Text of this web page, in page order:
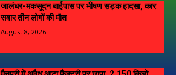
जालंधर-मकसूदन बाईपास पर भीषण सड़क हादसा, कार
सवार तीन लोगों की मौत
August 8, 2026